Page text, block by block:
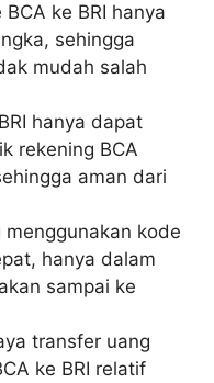
BCA ke BRI hanya
sehingga
mudah salah
hanya dapat
rekening BCA
aman dari
menggunakan kode
hanya dalam
sampai ke
transfer uang
ke BRI relatif